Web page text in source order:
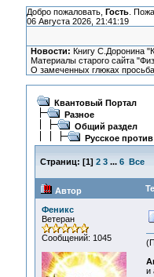
Добро пожаловать, Гость.
06 Августа 2026, 21:41:19
Новости: Книгу С.Доронина
Материалы старого сайта
О замеченных глюках
Квантовый Портал
Разное
Общий раздел
Русское
Страниц: [1] 2 3 ... 6 Все
Автор
Феникс
Ветеран
Сообщений: 1045
и